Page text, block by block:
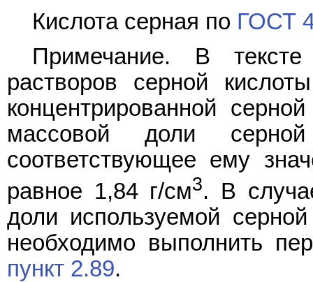
Кислота серная по ГОСТ
Примечание. В тексте
растворов серной
концентрированной
массовой доли
соответствующее ему
равное 1,84 г/см3. В
доли используемой
необходимо выполнить
пункт 2.89.